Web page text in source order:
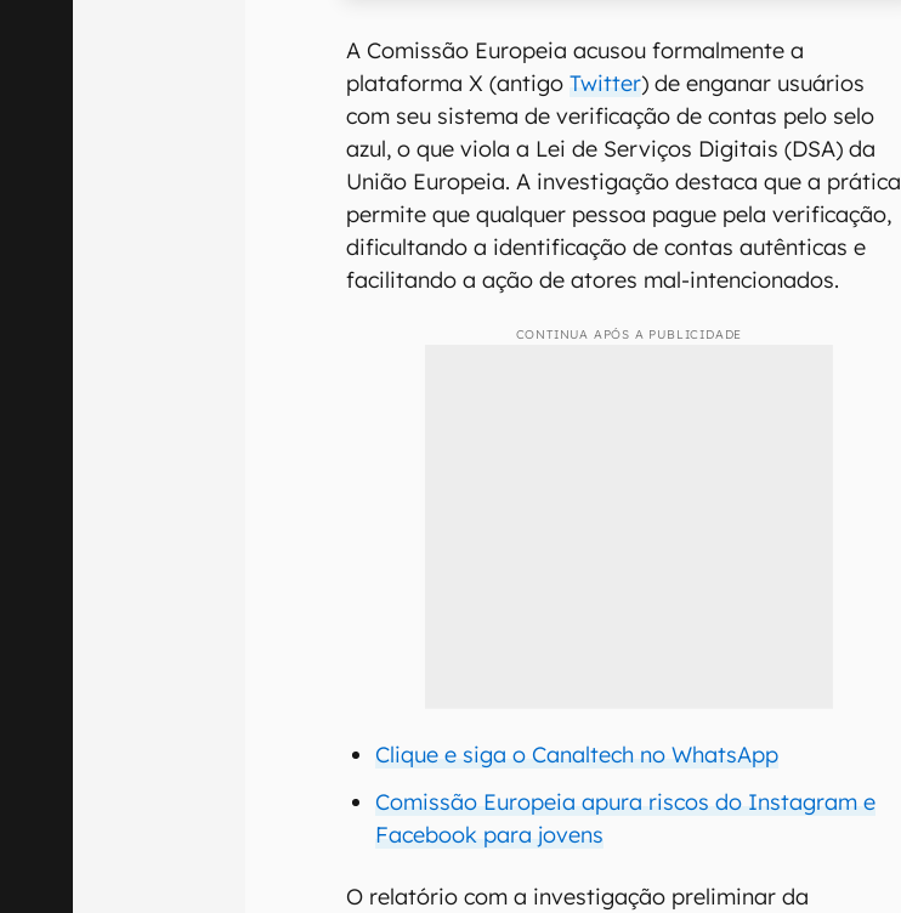
A Comissão Europeia acusou formalmente a
plataforma X (antigoTwitter) de enganar usuários
com seu sistema de verificação de contas pelo selo
azul, o que viola a Lei de Serviços Digitais (DSA) da
União Europeia. A investigação destaca que a prática
permite que qualquer pessoa pague pela verificação,
dificultando a identificação de contas autênticas e
facilitando a ação de atores mal-intencionados.
CONTINUA APÓS A PUBLICIDADE
Clique e siga o Canaltech no WhatsApp
Comissão Europeia apura riscos do Instagram e
Facebook para jovens
O relatório com a investigação preliminar da